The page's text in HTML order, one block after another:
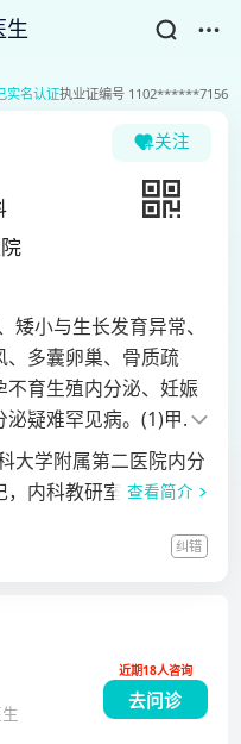
生
实名认证执业证编号 1102******7156
关注
矮小与生长发育异常、
、多囊卵巢、骨质疏
育生殖内分泌、妊娠
疑难罕见病。(1)甲状
、甲亢突眼、计划妊
诊断金标准甲状腺细
转、新发2型糖尿病的
脑梗预防、糖尿病肾
、生长发育迟滞、性早
、性早熟等遗传罕见
期疾病包括糖尿病、甲
大学附属第二医院内分
内科教研室副主任，
连市高端人才。2015年
鉴别甲状腺结节良、
次成功诊治、抢救疑
状腺诊疗领域的前沿
查看简介
纠错
去问诊
近期18人咨询